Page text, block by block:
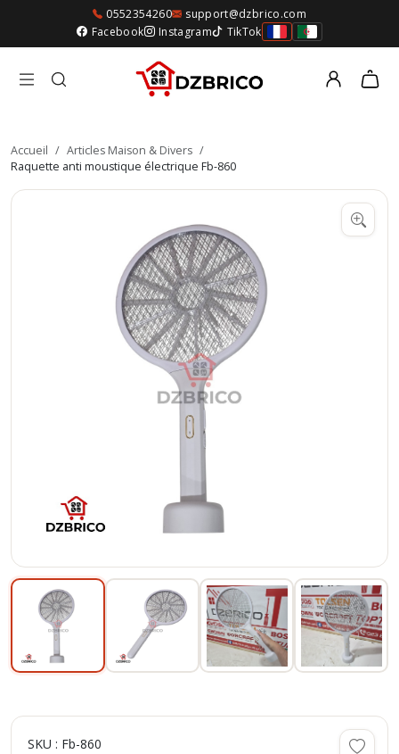
0552354260
support@dzbrico.com
Facebook
Instagram TikTok
Accueil / Articles Maison & Divers /
Raquette anti moustique électrique Fb-860
SKU : Fb-860